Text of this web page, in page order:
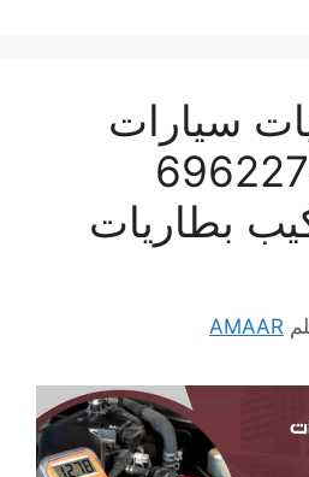
سيارات
69622745
بطاريات
AMAAR